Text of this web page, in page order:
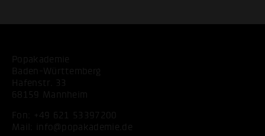
Popakademie
Baden-Württemberg
Hafenstr. 33
68159 Mannheim
Fon:
+49 621 53397200
Mail:
info@popakademie.de